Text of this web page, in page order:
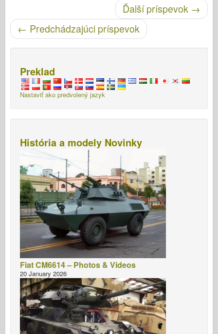
Ďalší príspevok →
← Predchádzajúci príspevok
Preklad
Nastaviť ako predvolený jazyk
História a modely Novinky
Fiat CM6614 – Photos & Videos
20 January 2026